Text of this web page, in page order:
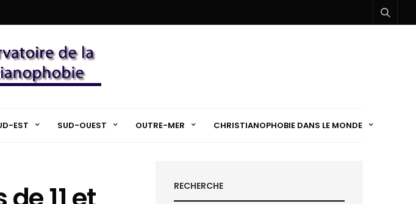
EST SUD-OUEST OUTRE-MER CHRISTIANOPHOBIE DANS LE MONDE
RECHERCHE